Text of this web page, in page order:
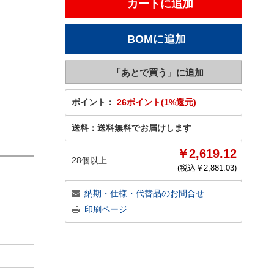
ポイント： 26ポイント(1%還元)
送料： 送料無料でお届けします
28個以上 ￥2,619.12
(税込￥ 2,881.03)
納期・仕様・代替品のお問合せ
印刷ページ